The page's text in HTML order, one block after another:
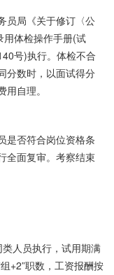
员局《关于修订〈公
用体检操作手册(试
号)执行。体检不合
分数时，以面试得分
自理。
是否符合岗位资格条
全面复审。考察结束
人员执行，试用期满
+2”职数，工资报酬按